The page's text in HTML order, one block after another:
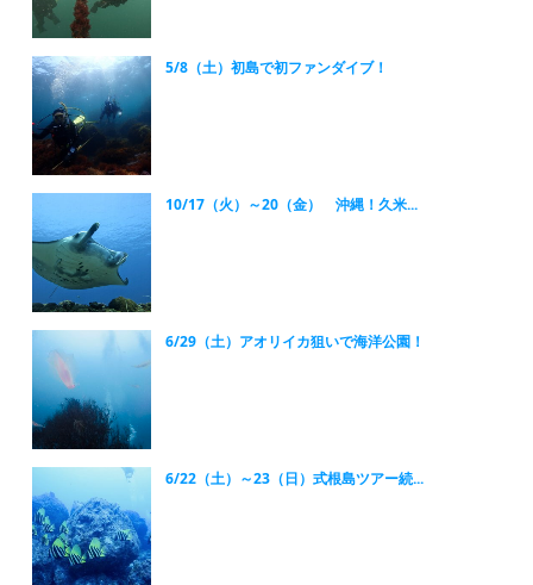
5/8（土）初島で初ファンダイブ！
10/17（火）～20（金） 沖縄！久米...
6/29（土）アオリイカ狙いで海洋公園！
6/22（土）～23（日）式根島ツアー続...